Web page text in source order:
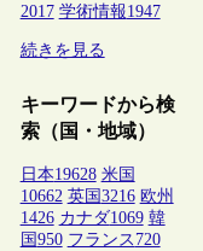
2017 学術情報1947
続きを見る
キーワードから検
索（国・地域）
日本19628 米国
10662 英国 3216 欧州
1426 カナダ1069 韓
国 950 フランス 720